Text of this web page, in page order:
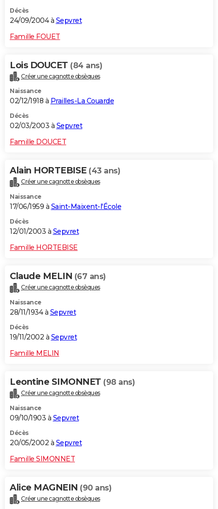
Décès
24/09/2004 à Sepvret
Famille FOUET
Lois DOUCET (84 ans)
Créer une cagnotte obsèques
Naissance
02/12/1918 à Prailles-La Couarde
Décès
02/03/2003 à Sepvret
Famille DOUCET
Alain HORTEBISE (43 ans)
Créer une cagnotte obsèques
Naissance
17/06/1959 à Saint-Maixent-l'École
Décès
12/01/2003 à Sepvret
Famille HORTEBISE
Claude MELIN (67 ans)
Créer une cagnotte obsèques
Naissance
28/11/1934 à Sepvret
Décès
19/11/2002 à Sepvret
Famille MELIN
Leontine SIMONNET (98 ans)
Créer une cagnotte obsèques
Naissance
09/10/1903 à Sepvret
Décès
20/05/2002 à Sepvret
Famille SIMONNET
Alice MAGNEIN (90 ans)
Créer une cagnotte obsèques